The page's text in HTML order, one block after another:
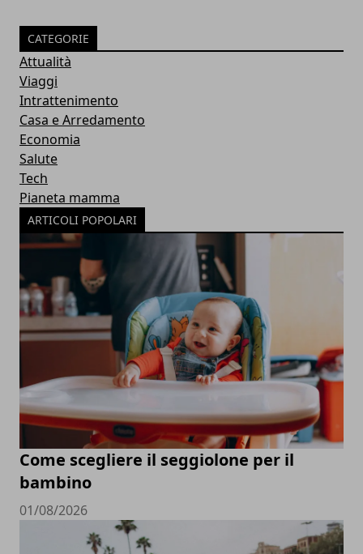
CATEGORIE
Attualità
Viaggi
Intrattenimento
Casa e Arredamento
Economia
Salute
Tech
Pianeta mamma
ARTICOLI POPOLARI
Come scegliere il seggiolone per il
bambino
01/08/2026